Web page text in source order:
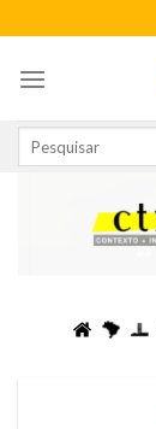
to
content